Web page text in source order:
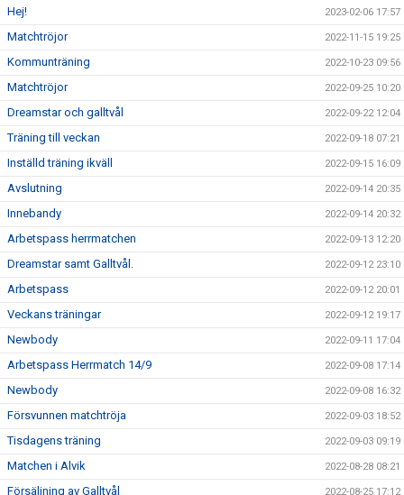
Hej! 2023-02-06 17:57
Matchtröjor 2022-11-15 19:25
Kommunträning 2022-10-23 09:56
Matchtröjor 2022-09-25 10:20
Dreamstar och galltvål 2022-09-22 12:04
Träning till veckan 2022-09-18 07:21
Inställd träning ikväll 2022-09-15 16:09
Avslutning 2022-09-14 20:35
Innebandy 2022-09-14 20:32
Arbetspass herrmatchen 2022-09-13 12:20
Dreamstar samt Galltvål. 2022-09-12 23:10
Arbetspass 2022-09-12 20:01
Veckans träningar 2022-09-12 19:17
Newbody 2022-09-11 17:04
Arbetspass Herrmatch 14/9 2022-09-08 17:14
Newbody 2022-09-08 16:32
Försvunnen matchtröja 2022-09-03 18:52
Tisdagens träning 2022-09-03 09:19
Matchen i Alvik 2022-08-28 08:21
Försäljning av Galltvål 2022-08-25 17:12